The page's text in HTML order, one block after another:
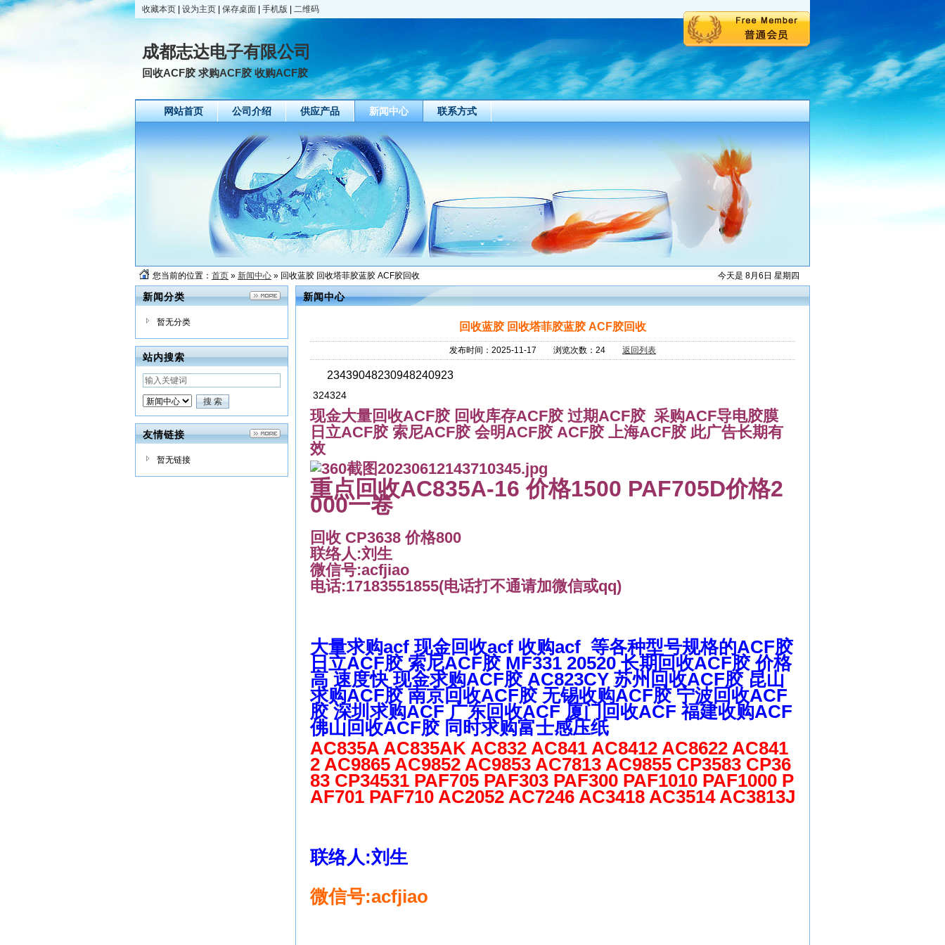
收藏本页 设为主页 保存桌面 手机版 二维码
成都志达电子有限公司
回收ACF胶 求购ACF胶 收购ACF胶
网站首页 公司介绍 供应产品 新闻中心 联系方式
今天是 8月6日 星期四
您当前的位置： 首页 » 新闻中心 » 回收蓝胶 回收塔菲胶蓝胶 ACF胶回收
新闻分类
暂无分类
站内搜索
友情链接
暂无链接
新闻中心
回收蓝胶 回收塔菲胶蓝胶 ACF胶回收
发布时间：2025-11-17 浏览次数：24 返回列表
23439048230948240923
324324
现金大量回收ACF胶 回收库存ACF胶 过期ACF胶 采购ACF导电胶膜
日立ACF胶 索尼ACF胶 会明ACF胶 ACF胶 上海ACF胶 此广告长期有
效
重点回收AC835A-16 价格1500 PAF705D价格2
000一卷
回收 CP3638 价格800
联络人:刘生
微信号:acfjiao
电话:17183551855(电话打不通请加微信或qq)
大量求购acf 现金回收acf 收购acf 等各种型号规格的ACF胶
日立ACF胶 索尼ACF胶 MF331 20520 长期回收ACF胶 价格
高 速度快 现金求购ACF胶 AC823CY 苏州回收ACF胶 昆山
求购ACF胶 南京回收ACF胶 无锡收购ACF胶 宁波回收ACF
胶 深圳求购ACF 广东回收ACF 厦门回收ACF 福建收购ACF
佛山回收ACF胶 同时求购富士感压纸
AC835A AC835AK AC832 AC841 AC8412 AC8622 AC841
2 AC9865 AC9852 AC9853 AC7813 AC9855 CP3583 CP36
83 CP34531 PAF705 PAF303 PAF300 PAF1010 PAF1000 P
AF701 PAF710 AC2052 AC7246 AC3418 AC3514 AC3813J
联络人:刘生
微信号:acfjiao